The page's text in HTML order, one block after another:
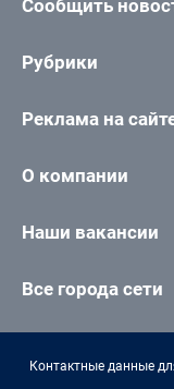
Сообщить
Рубрики
Реклама на
О компании
Наши вакансии
Все города сети
Контактные данные